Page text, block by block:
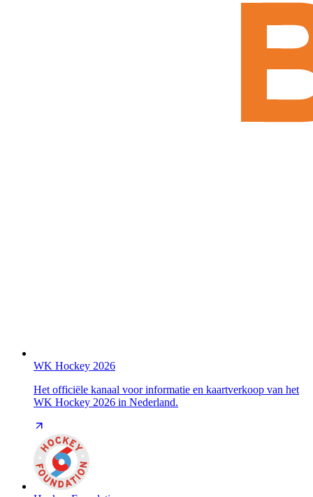
WK Hockey 2026
Het officiële kanaal voor informatie en kaartverkoop van het
WK Hockey 2026 in Nederland.